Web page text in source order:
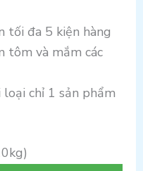
tối đa 5 kiện hàng
tôm và mắm các
chỉ 1 sản phẩm